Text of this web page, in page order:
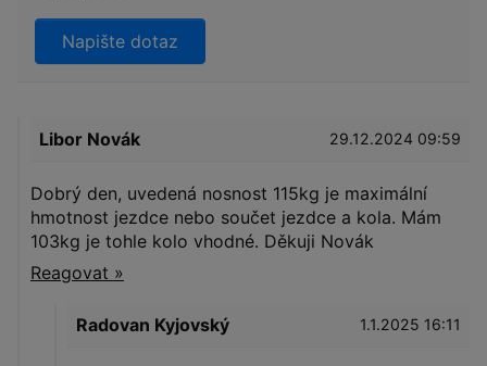
Napište dotaz
Libor Novák 29.12.2024 09:59
Dobrý den, uvedená nosnost 115kg je maximální
hmotnost jezdce nebo součet jezdce a kola. Mám
103kg je tohle kolo vhodné. Děkuji Novák
Reagovat »
Radovan Kyjovský 1.1.2025 16:11